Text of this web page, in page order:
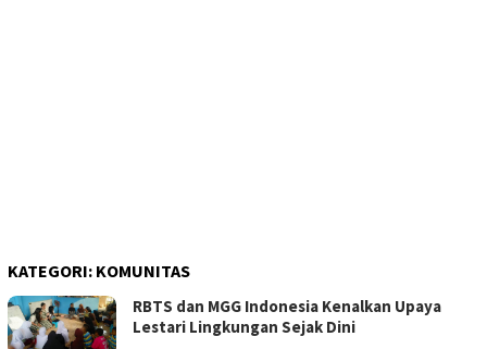
KATEGORI: KOMUNITAS
RBTS dan MGG Indonesia Kenalkan Upaya
Lestari Lingkungan Sejak Dini